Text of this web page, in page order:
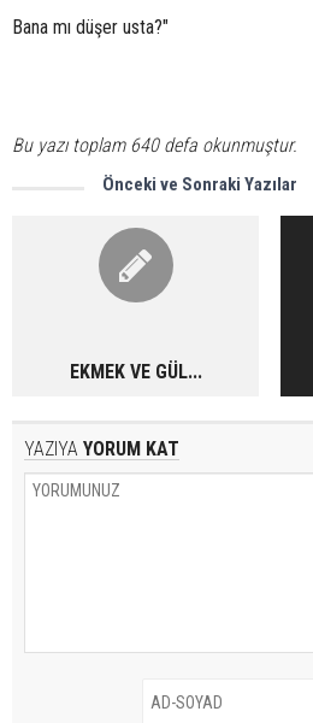
Bana mı düşer usta?"
Bu yazı toplam 640 defa okunmuştur.
Önceki ve Sonraki Yazılar
EKMEK VE GÜL...
YAZIYA YORUM KAT